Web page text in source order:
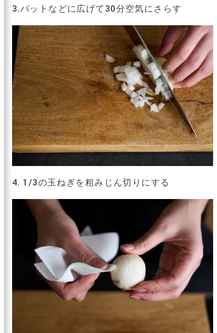
3.バットなどに広げて30分空気にさらす
4. 1/3の玉ねぎを粗みじん切りにする